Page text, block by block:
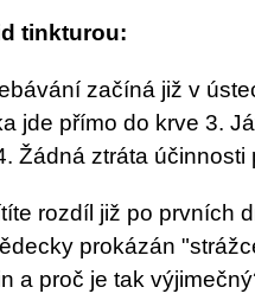
tinkturou:
začíná již v
jde přímo do krve 3.
Žádná ztráta účinnosti
rozdíl již po prvních
prokázán
a proč je tak